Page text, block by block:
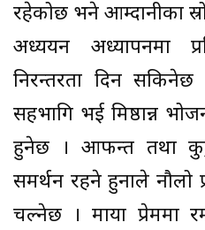
रहेकोछ भने आम्दानीका
अध्ययन अध्यापनमा
निरन्तरता दिन सकिनेछ
सहभागि भई मिष्ठान्न
हुनेछ । आफन्त तथा
समर्थन रहने हुनाले नौलो
चल्नेछ । माया प्रेममा